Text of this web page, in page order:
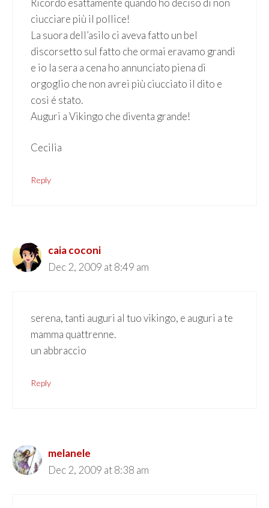
Ricordo esattamente quando ho deciso di non
ciucciare più il pollice!
La suora dell’asilo ci aveva fatto un bel
discorsetto sul fatto che ormai eravamo grandi
e io la sera a cena ho annunciato piena di
orgoglio che non avrei più ciucciato il dito e
così é stato.
Auguri a Vikingo che diventa grande!
Cecilia
Reply
caia coconi
Dec 2, 2009 at 8:49 am
serena, tanti auguri al tuo vikingo, e auguri a te
mamma quattrenne.
un abbraccio
Reply
melanele
Dec 2, 2009 at 8:38 am